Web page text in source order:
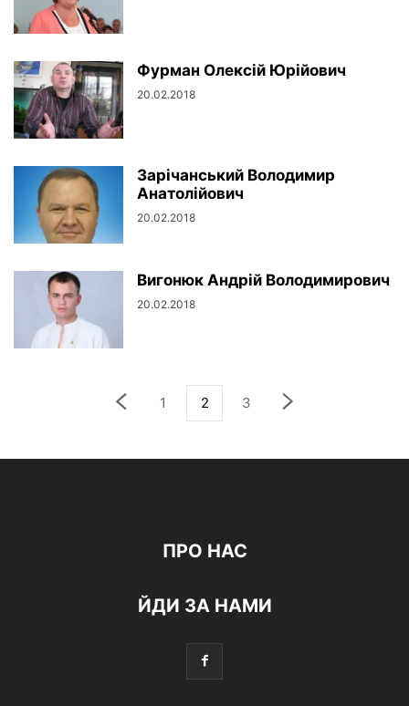
Фурман Олексій Юрійович
20.02.2018
Зарічанський Володимир
Анатолійович
20.02.2018
Вигонюк Андрій Володимирович
20.02.2018
1 2 3
ПРО НАС
ЙДИ ЗА НАМИ